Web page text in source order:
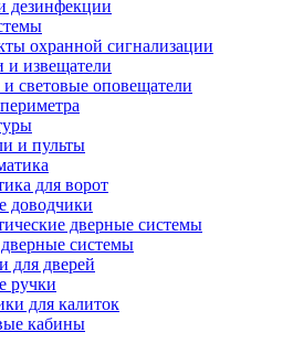
дезинфекции
охранной сигнализации
и извещатели
световые оповещатели
и пульты
для ворот
доводчики
дверные системы
системы
для дверей
ручки
для калиток
кабины